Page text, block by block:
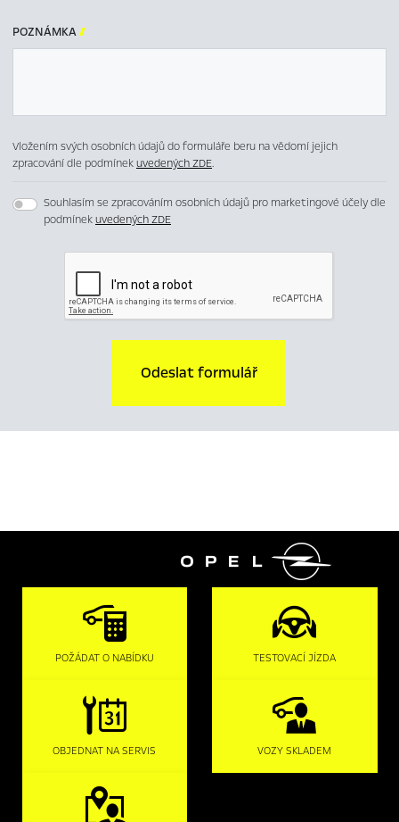
POZNÁMKA
Vložením svých osobních údajů do formuláře beru na vědomí jejich
zpracování dle podmínekuvedených ZDE.
Souhlasím se zpracováním osobních údajů pro marketingové účely dle
podmínekuvedených ZDE
Odeslat formulář

POŽÁDAT O NABÍDKU TESTOVACÍ JÍZDA
OBJEDNAT NA SERVIS VOZY SKLADEM